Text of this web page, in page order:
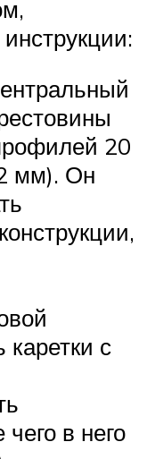
20
мм). Он
каретки с
в него